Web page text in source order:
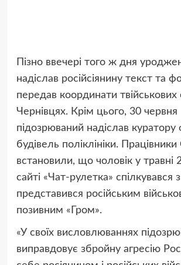
Пізно ввечері того ж дня
надіслав російсіянину текст та
передав координати твійськових
Чернівцях. Крім цього, 30 червня
підозрюваний надіслав куратору
будівель поліклініки.
встановили, що чоловік у травні
сайті «Чат-рулетка» спілкувався
представився російським
позивним «Гром».
«У своїх висловлюваннях
виправдовує збройну агресію